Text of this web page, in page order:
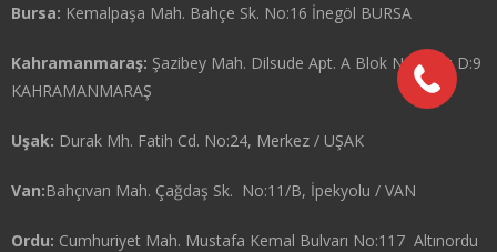
Bursa: Kemalpaşa Mah. Bahçe Sk. No:16 İnegöl BURSA
Kahramanmaraş: Şazibey Mah. Dilsude Apt. A Blok No:25 K: D:9
KAHRAMANMARAŞ
Uşak: Durak Mh. Fatih Cd. No:24, Merkez / UŞAK
Van:Bahçıvan Mah. Çağdaş Sk. No:11/B, İpekyolu / VAN
Ordu: Cumhuriyet Mah. Mustafa Kemal Bulvarı No:117 Altınordu